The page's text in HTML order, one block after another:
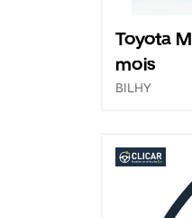
Toyota
mois
BILHY